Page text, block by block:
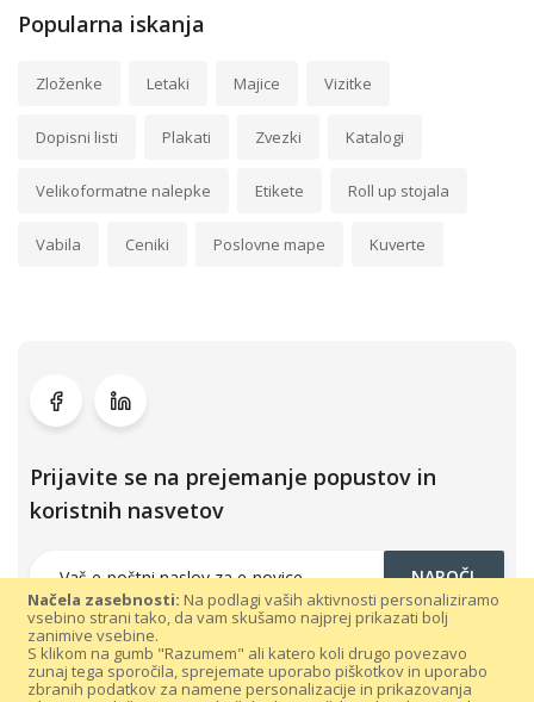
Načela zasebnosti: Na podlagi vaših aktivnosti personaliziramo
vsebino strani tako, da vam skušamo najprej prikazati bolj
zanimive vsebine.
S klikom na gumb "Razumem" ali katero koli drugo povezavo
zunaj tega sporočila, sprejemate uporabo piškotkov in uporabo
zbranih podatkov za namene personalizacije in prikazovanja
Popularna iskanja
Zloženke Letaki Majice Vizitke
Dopisni listi Plakati Zvezki Katalogi
Velikoformatne nalepke Etikete Roll up stojala
Vabila Ceniki Poslovne mape Kuverte
Prijavite se na prejemanje popustov in
koristnih nasvetov
NAROČI